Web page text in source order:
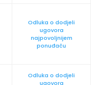
Odluka o dodjeli
ugovora
najpovoljnijem
ponuđaču
Odluka o dodjeli
ugovora